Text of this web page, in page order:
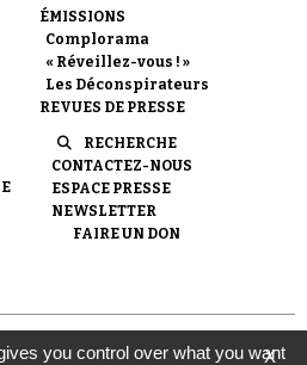
à Vera
ÉMISSIONS
Complorama
« Réveillez-vous ! »
Les Déconspirateurs
REVUES DE PRESSE
RECHERCHE
CONTACTEZ-NOUS
ESPACE PRESSE
NEWSLETTER
FAIRE UN DON
Watch | Une réalisation de
(association loi de 1901) avec
X
you control over what you want